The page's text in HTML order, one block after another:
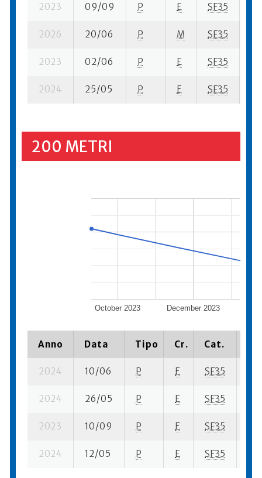
2023 09/09 P E SF35
2026 20/06 P M SF35
2023 02/06 P E SF35
2024 25/05 P E SF35
200 METRI
October 2023 December 2023
Anno Data Tipo Cr. Cat.
2024 10/06 P E SF35
2024 26/05 P E SF35
2023 10/09 P E SF35
2024 12/05 P E SF35